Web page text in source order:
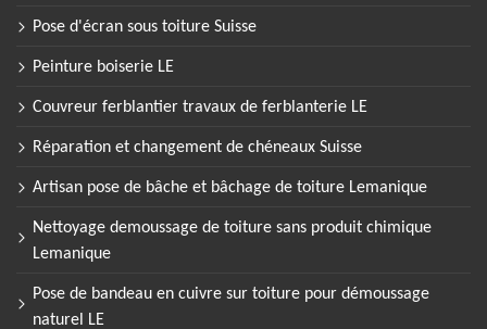
Pose d'écran sous toiture Suisse
Peinture boiserie LE
Couvreur ferblantier travaux de ferblanterie LE
Réparation et changement de chéneaux Suisse
Artisan pose de bâche et bâchage de toiture Lemanique
Nettoyage demoussage de toiture sans produit chimique
Lemanique
Pose de bandeau en cuivre sur toiture pour démoussage
naturel LE